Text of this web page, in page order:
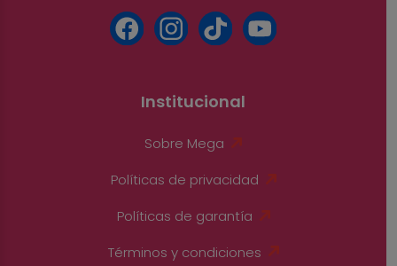
Institucional
Sobre Mega
Políticas de privacidad
Políticas de garantía
Términos y condiciones